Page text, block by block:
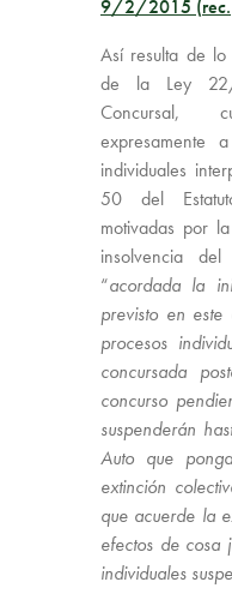
9/2/2015 (rec.
Así resulta de
de la Ley
Concursal,
expresamente
individuales
50 del
motivadas por
insolvencia
“acordada la
previsto en
procesos
concursada
concurso
suspenderán
Auto que
extinción
que acuerde la
efectos de cosa
individuales